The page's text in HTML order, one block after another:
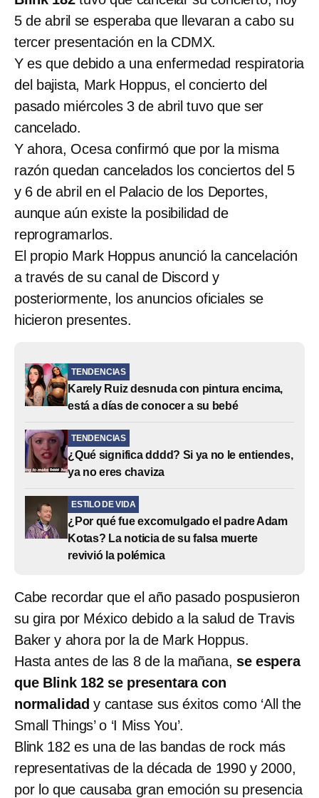
5 de abril se esperaba que llevaran a cabo su
tercer presentación en la CDMX.
Y es que debido a una enfermedad respiratoria
del bajista, Mark Hoppus, el concierto del
pasado miércoles 3 de abril tuvo que ser
cancelado.
Y ahora, Ocesa confirmó que por la misma
razón quedan cancelados los conciertos del 5
y 6 de abril en el Palacio de los Deportes,
aunque aún existe la posibilidad de
reprogramarlos.
El propio Mark Hoppus anunció la cancelación
a través de su canal de Discord y
posteriormente, los anuncios oficiales se
hicieron presentes.
TENDENCIAS
Karely Ruiz desnuda con pintura encima,
está a días de conocer a su bebé
TENDENCIAS
¿Qué significa dddd? Si ya no le entiendes,
ya no eres chaviza
ESTILO DE VIDA
¿Por qué fue excomulgado el padre Adam
Kotas? La noticia de su falsa muerte
revivió la polémica
Cabe recordar que el año pasado pospusieron
su gira por México debido a la salud de Travis
Baker y ahora por la de Mark Hoppus.
Hasta antes de las 8 de la mañana, se espera
que Blink 182 se presentara con
normalidad y cantase sus éxitos como ‘All the
Small Things’ o ‘I Miss You’.
Blink 182 es una de las bandas de rock más
representativas de la década de 1990 y 2000,
por lo que causaba gran emoción su presencia